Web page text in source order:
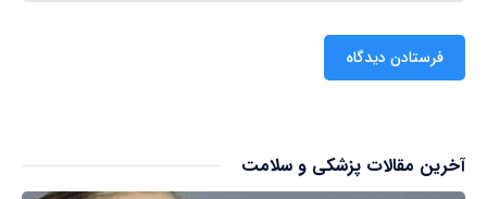
آخرین مقالات پزشکی و سلامت